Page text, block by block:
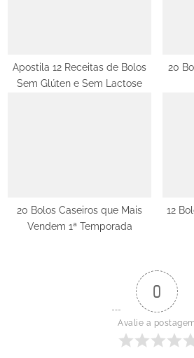
t
:
Apostila 12 Receitas de Bolos
Sem Glúten e Sem Lactose
20
20 Bolos Caseiros que Mais
Vendem 1ª Temporada
12
0
Avalie a